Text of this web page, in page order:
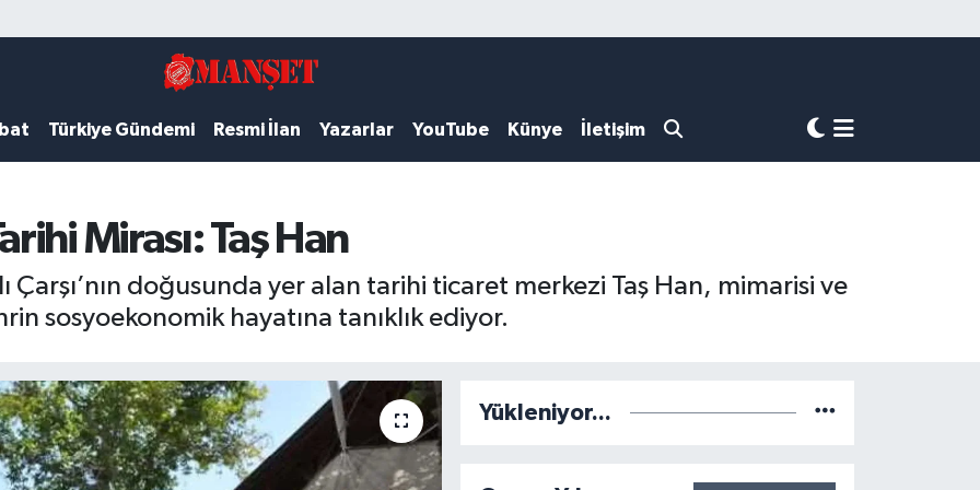
Türkiye Gündemi Resmi İlan Yazarlar YouTube Künye İletişim
Mirası: Taş Han
Çarşı’nın doğusunda yer alan tarihi ticaret merkezi Taş Han, mimarisi ve
sosyoekonomik hayatına tanıklık ediyor.
Yükleniyor...